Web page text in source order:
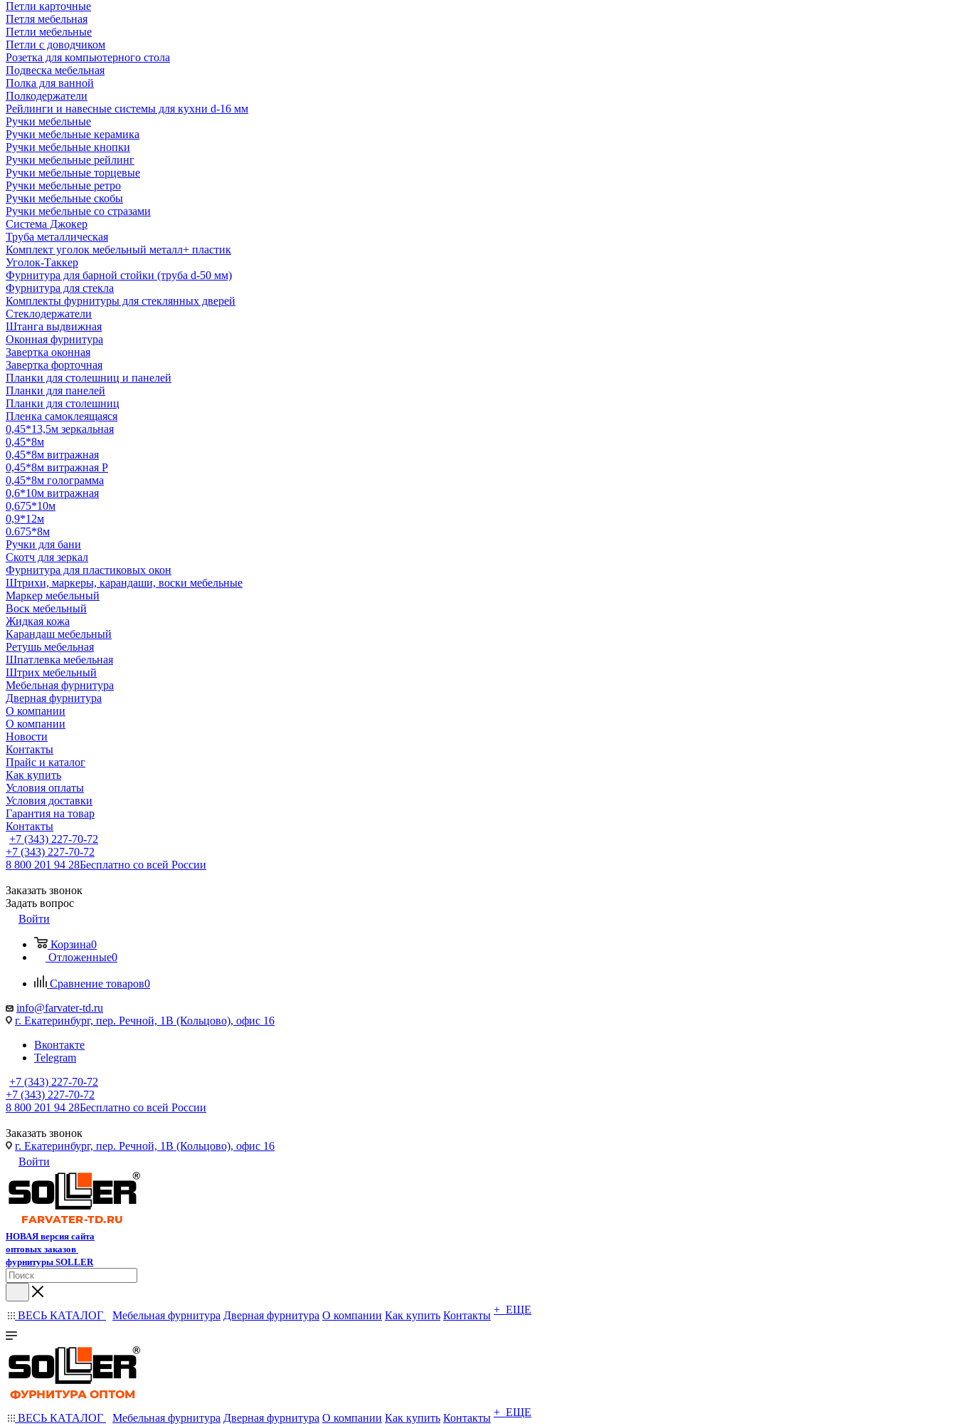
Петли карточные
Петля мебельная
Петли мебельные
Петли с доводчиком
Розетка для компьютерного стола
Подвеска мебельная
Полка для ванной
Полкодержатели
Рейлинги и навесные системы для кухни d-16 мм
Ручки мебельные
Ручки мебельные керамика
Ручки мебельные кнопки
Ручки мебельные рейлинг
Ручки мебельные торцевые
Ручки мебельные ретро
Ручки мебельные скобы
Ручки мебельные со стразами
Система Джокер
Труба металлическая
Комплект уголок мебельный металл+ пластик
Уголок-Таккер
Фурнитура для барной стойки (труба d-50 мм)
Фурнитура для стекла
Комплекты фурнитуры для стеклянных дверей
Стеклодержатели
Штанга выдвижная
Оконная фурнитура
Завертка оконная
Завертка форточная
Планки для столешниц и панелей
Планки для панелей
Планки для столешниц
Пленка самоклеящаяся
0,45*13,5м зеркальная
0,45*8м
0,45*8м витражная
0,45*8м витражная Р
0,45*8м голограмма
0,6*10м витражная
0,675*10м
0,9*12м
0.675*8м
Ручки для бани
Скотч для зеркал
Фурнитура для пластиковых окон
Штрихи, маркеры, карандаши, воски мебельные
Маркер мебельный
Воск мебельный
Жидкая кожа
Карандаш мебельный
Ретушь мебельная
Шпатлевка мебельная
Штрих мебельный
Мебельная фурнитура
Дверная фурнитура
О компании
О компании
Новости
Контакты
Прайс и каталог
Как купить
Условия оплаты
Условия доставки
Гарантия на товар
Контакты
+7 (343) 227-70-72
+7 (343) 227-70-72
8 800 201 94 28Бесплатно со всей России
Заказать звонок
Задать вопрос
Войти
Корзина0
Отложенные0
Сравнение товаров0
info@farvater-td.ru
г. Екатеринбург, пер. Речной, 1В (Кольцово), офис 16
Вконтакте
Telegram
+7 (343) 227-70-72
+7 (343) 227-70-72
8 800 201 94 28Бесплатно со всей России
Заказать звонок
г. Екатеринбург, пер. Речной, 1В (Кольцово), офис 16
Войти
НОВАЯ версия сайта
оптовых заказов
фурнитуры SOLLER
ВЕСЬ КАТАЛОГ Мебельная фурнитура Дверная фурнитура О компании Как купить Контакты + ЕЩЕ
ВЕСЬ КАТАЛОГ Мебельная фурнитура Дверная фурнитура О компании Как купить Контакты + ЕЩЕ